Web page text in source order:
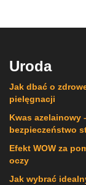
Uroda
Jak dbać o
pielęgnacji
Kwas azelainowy
bezpieczeństwo
Efekt WOW za
oczy
Jak wybrać